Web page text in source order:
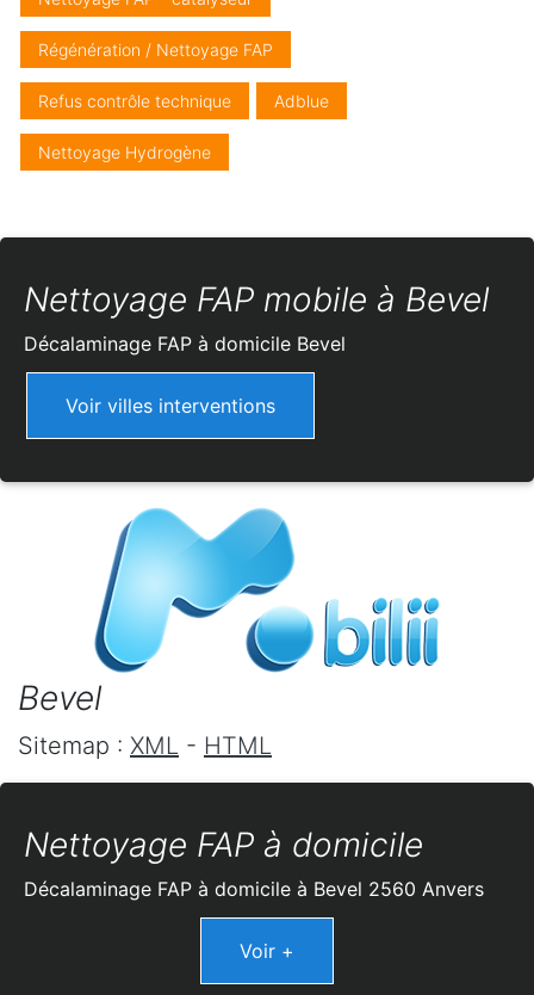
Régénération / Nettoyage FAP
Refus contrôle technique Adblue
Nettoyage Hydrogène
Nettoyage FAP mobile à Bevel
Décalaminage FAP à domicile Bevel
Voir villes interventions
Bevel
Sitemap : XML - HTML
Nettoyage FAP à domicile
Décalaminage FAP à domicile à Bevel 2560 Anvers
Voir +